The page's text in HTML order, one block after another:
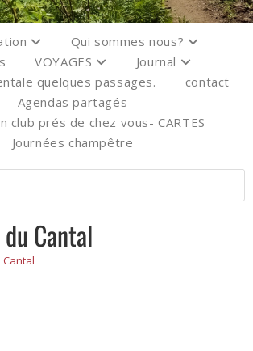
Qui sommes nous?
VOYAGES
Journal
quelques passages.
contact
Agendas partagés
club prés de chez vous- CARTES
Journées champêtre
Cantal
Cantal